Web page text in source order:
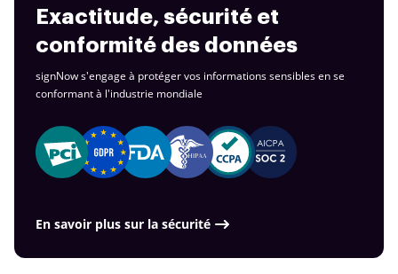
Exactitude, sécurité et
conformité des données
signNow s'engage à protéger vos informations sensibles en se
conformant à l'industrie mondiale
En savoir plus sur la sécurité